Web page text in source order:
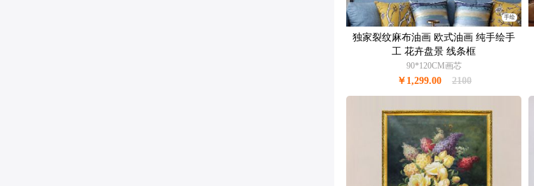
手绘
独家裂纹麻布油画 欧式油画 纯手绘手
工 花卉盘景 线条框
90*120CM画芯
￥1,299.00 2100